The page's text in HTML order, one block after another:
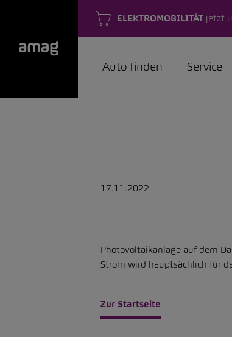
ELEKTROMOBILITÄTjetzt
Auto finden Service
17.11.2022
Photovoltaikanlage auf dem
Strom wird hauptsächlich für
Zur Startseite